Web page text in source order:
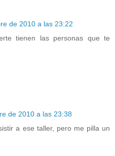
de 2010 a las 23:22
tienen las personas que te
de 2010 a las 23:38
a ese taller, pero me pilla un